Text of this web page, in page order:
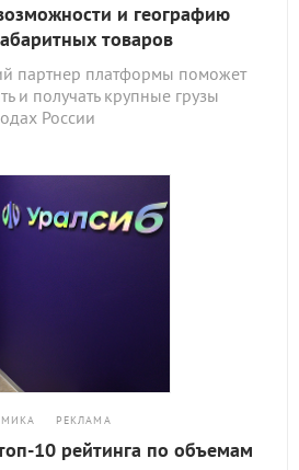
и географию
товаров
партнер платформы поможет
и получать крупные грузы
России
РЕКЛАМА
10 рейтинга по объемам